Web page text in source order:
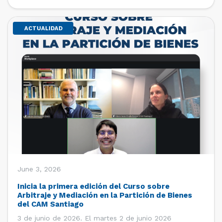
de estudiantes de […]
ACTUALIDAD
June 3, 2026
Inicia la primera edición del Curso sobre
Arbitraje y Mediación en la Partición de Bienes
del CAM Santiago
3 de junio de 2026. El martes 2 de junio 2026